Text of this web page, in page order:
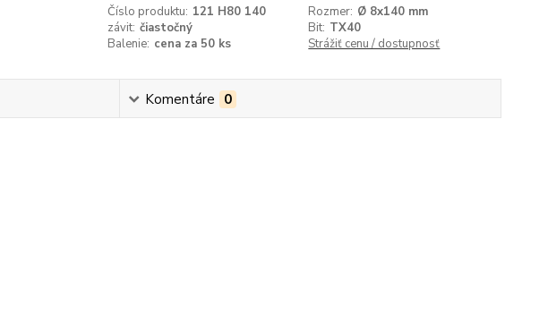
Číslo produktu: 121 H80 140 Rozmer: Ø 8x140 mm
závit: čiastočný Bit: TX40
Balenie: cena za 50 ks Strážiť cenu / dostupnosť
Komentáre 0